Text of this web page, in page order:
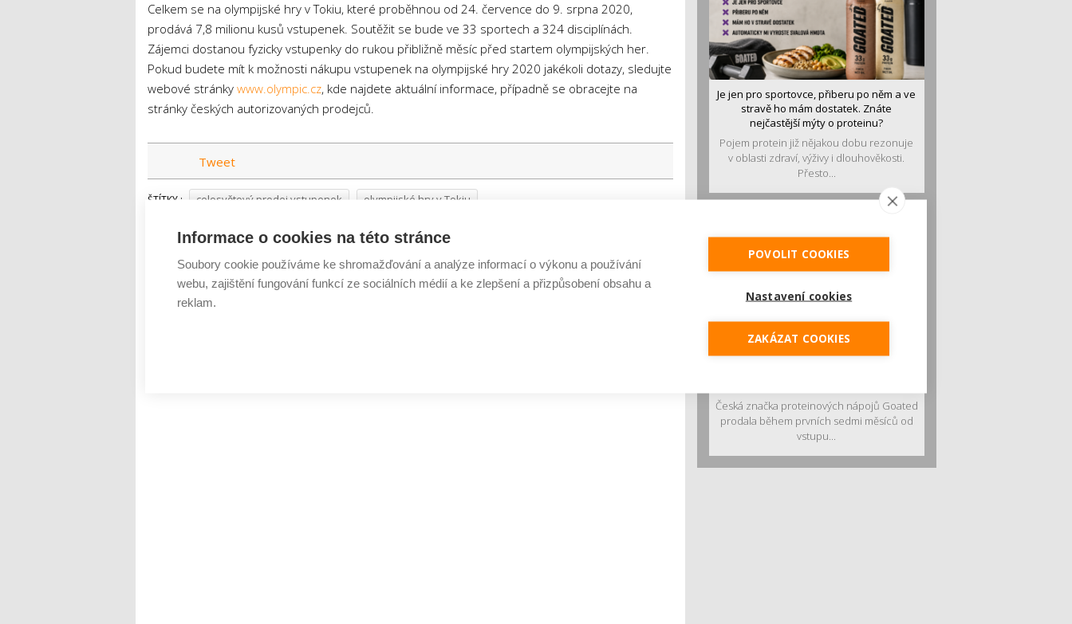
Celkem se na olympijské hry v Tokiu, které proběhnou od 24. července do 9. srpna 2020,
prodává 7,8 milionu kusů vstupenek. Soutěžit se bude ve 33 sportech a 324 disciplínách.
Zájemci dostanou fyzicky vstupenky do rukou přibližně měsíc před startem olympijských her.
Pokud budete mít k možnosti nákupu vstupenek na olympijské hry 2020 jakékoli dotazy, sledujte
webové stránky www.olympic.cz, kde najdete aktuální informace, případně se obracejte na
stránky českých autorizovaných prodejců.
Tweet
ŠTÍTKY : celosvětový prodej vstupenek olympijské hry v Tokiu
Je jen pro sportovce, přiberu po něm a ve
stravě ho mám dostatek. Znáte
nejčastější mýty o proteinu?
Pojem protein již nějakou dobu rezonuje
v oblasti zdraví, výživy i dlouhověkosti.
Přesto...
Český startup Goated prodal za sedm
měsíců 200 tisíc proteinových drinků.
Česká značka proteinových nápojů Goated
prodala během prvních sedmi měsíců od
vstupu...
Informace o cookies na této stránce
Soubory cookie používáme ke shromažďování a analýze informací o výkonu a používání
webu, zajištění fungování funkcí ze sociálních médií a ke zlepšení a přizpůsobení obsahu a
reklam.
POVOLIT COOKIES
Nastavení cookies
ZAKÁZAT COOKIES